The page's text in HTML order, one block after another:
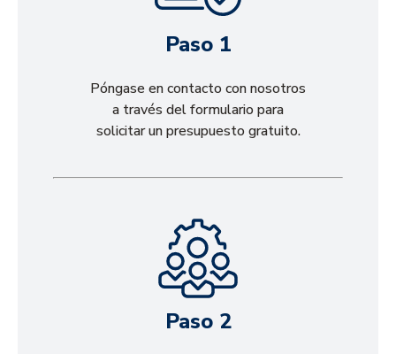
Paso 1
Póngase en contacto con nosotros
a través del formulario para
solicitar un presupuesto gratuito.
Paso 2